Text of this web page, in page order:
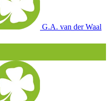
G.A. van der Waal